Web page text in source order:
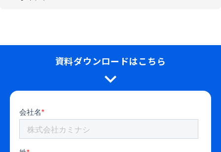
資料ダウンロードはこちら
expand_more